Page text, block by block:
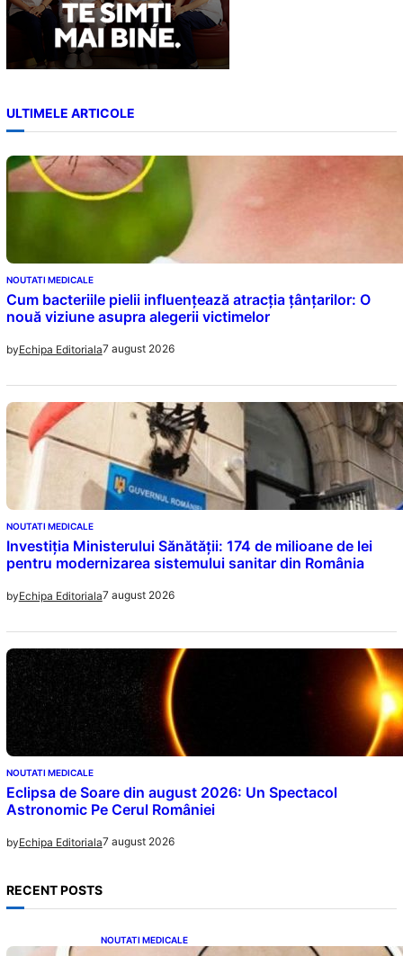
ULTIMELE ARTICOLE
NOUTATI MEDICALE
Cum bacteriile pielii influențează atracția țânțarilor: O
nouă viziune asupra alegerii victimelor
byEchipa Editoriala7 august 2026
NOUTATI MEDICALE
Investiția Ministerului Sănătății: 174 de milioane de lei
pentru modernizarea sistemului sanitar din România
byEchipa Editoriala7 august 2026
NOUTATI MEDICALE
Eclipsa de Soare din august 2026: Un Spectacol
Astronomic Pe Cerul României
byEchipa Editoriala7 august 2026
RECENT POSTS
NOUTATI MEDICALE